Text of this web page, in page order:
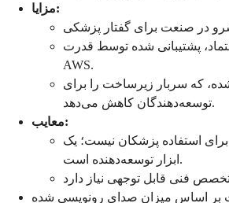
مزایا:
پشتیبانی شده توسط قدرت
AWS.
که سربار زیرساخت را برای
توسعه‌دهندگان کاهش می‌دهد.
معایب:
برای استفاده پزشکان نیست؛ یک
ابزار توسعه‌دهنده است.